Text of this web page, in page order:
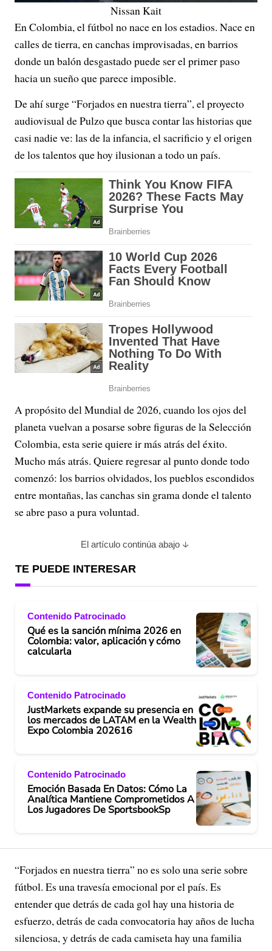
Nissan Kait
En Colombia, el fútbol no nace en los estadios. Nace en
calles de tierra, en canchas improvisadas, en barrios
donde un balón desgastado puede ser el primer paso
hacia un sueño que parece imposible.
De ahí surge “Forjados en nuestra tierra”, el proyecto
audiovisual de Pulzo que busca contar las historias que
casi nadie ve: las de la infancia, el sacrificio y el origen
de los talentos que hoy ilusionan a todo un país.
A propósito del Mundial de 2026, cuando los ojos del
planeta vuelvan a posarse sobre figuras de la Selección
Colombia, esta serie quiere ir más atrás del éxito.
Mucho más atrás. Quiere regresar al punto donde todo
comenzó: los barrios olvidados, los pueblos escondidos
entre montañas, las canchas sin grama donde el talento
se abre paso a pura voluntad.
El artículo continúa abajo
TE PUEDE INTERESAR
Contenido Patrocinado
Qué es la sanción mínima 2026 en
Colombia: valor, aplicación y cómo
calcularla
Contenido Patrocinado
JustMarkets expande su presencia en
los mercados de LATAM en la Wealth
Expo Colombia 202616
Contenido Patrocinado
Emoción Basada En Datos: Cómo La
Analítica Mantiene Comprometidos A
Los Jugadores De SportsbookSp
“Forjados en nuestra tierra” no es solo una serie sobre
fútbol. Es una travesía emocional por el país. Es
entender que detrás de cada gol hay una historia de
esfuerzo, detrás de cada convocatoria hay años de lucha
silenciosa, y detrás de cada camiseta hay una familia